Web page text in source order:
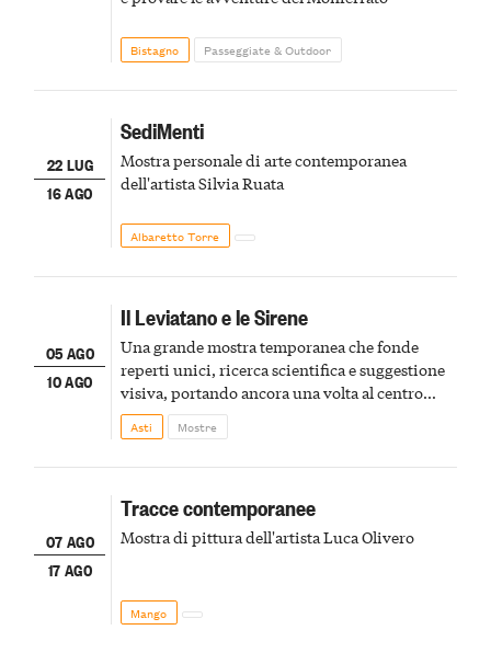
Bistagno Passeggiate & Outdoor
22 LUG
16 AGO
SediMenti
Mostra personale di arte contemporanea
dell'artista Silvia Ruata
Albaretto Torre
05 AGO
10 AGO
Il Leviatano e le Sirene
Una grande mostra temporanea che fonde
reperti unici, ricerca scientifica e suggestione
visiva, portando ancora una volta al centro
della scena le meraviglie del passato astigiano
Asti Mostre
07 AGO
17 AGO
Tracce contemporanee
Mostra di pittura dell'artista Luca Olivero
Mango